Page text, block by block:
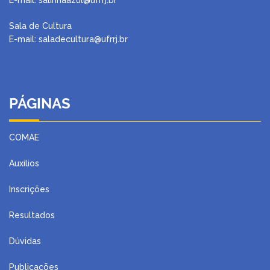
Sala de Cultura
E-mail: saladecultura@ufrrj.br
PÁGINAS
COMAE
Auxilios
Inscrições
Resultados
Dúvidas
Publicações